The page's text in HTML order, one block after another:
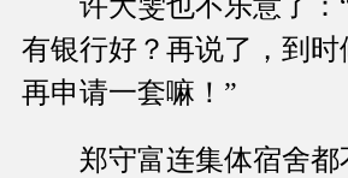
有银行好？再说了，到时
再申请一套嘛！”
郑守富连集体宿舍都